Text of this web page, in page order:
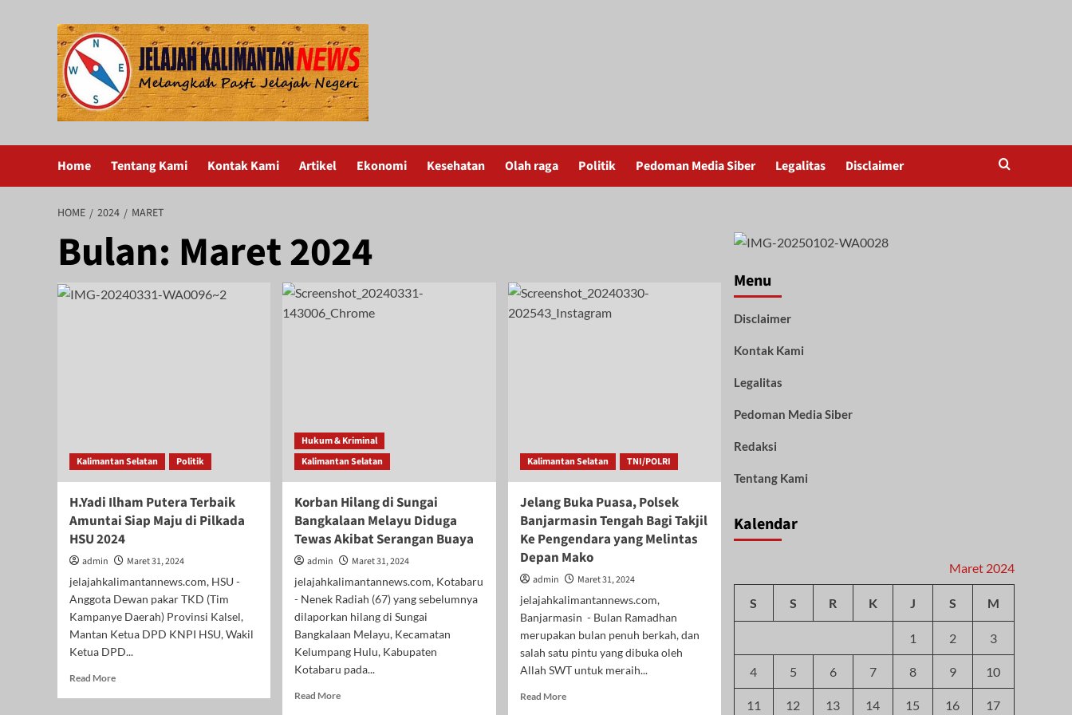
Home Tentang Kami Kontak Kami Artikel Ekonomi Kesehatan Olah raga Politik Pedoman Media Siber Legalitas Disclaimer
HOME 2024 MARET
Bulan: Maret 2024
Kalimantan Selatan Politik
H.Yadi Ilham Putera Terbaik
Amuntai Siap Maju di Pilkada
HSU 2024
admin
Maret 31, 2024
jelajahkalimantannews.com, HSU -
Anggota Dewan pakar TKD (Tim
Kampanye Daerah) Provinsi Kalsel,
Mantan Ketua DPD KNPI HSU, Wakil
Ketua DPD...
Read MoreRead
Hukum & Kriminal
Kalimantan Selatan
Korban Hilang di Sungai
Bangkalaan Melayu Diduga
Tewas Akibat Serangan Buaya
admin
Maret 31, 2024
jelajahkalimantannews.com, Kotabaru
- Nenek Radiah (67) yang sebelumnya
dilaporkan hilang di Sungai
Bangkalaan Melayu, Kecamatan
Kelumpang Hulu, Kabupaten
Kotabaru pada...
Read MoreRead
Kalimantan Selatan TNI/POLRI
Jelang Buka Puasa, Polsek
Banjarmasin Tengah Bagi Takjil
Ke Pengendara yang Melintas
Depan Mako
admin
Maret 31, 2024
jelajahkalimantannews.com,
Banjarmasin - Bulan Ramadhan
merupakan bulan penuh berkah, dan
salah satu pintu yang dibuka oleh
Allah SWT untuk meraih...
Read MoreRead
Menu
Disclaimer
Kontak Kami
Legalitas
Pedoman Media Siber
Redaksi
Tentang Kami
Kalendar
Maret 2024
S S R K J S M
1 2 3
4 5 6 7 8 9 10
11 12 13 14 15 16 17